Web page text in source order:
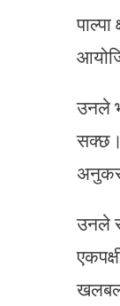
उनले
सक्छ।
उनले